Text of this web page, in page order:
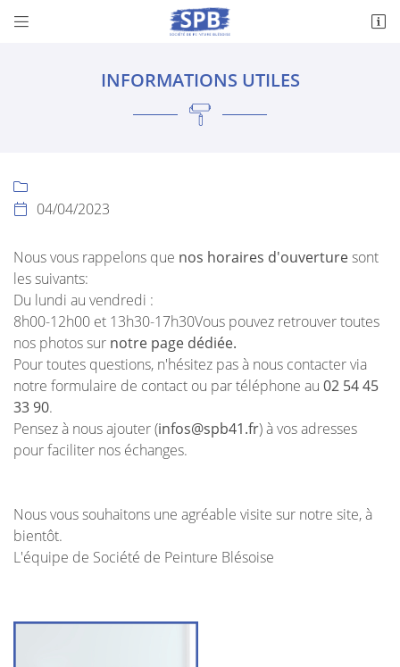
 
02 54 45 33 90
 Adresse email de réception
 Recopier le code ci-contre
 Rafraîchir le captcha
désinscrire à tout moment en utilisantle formulaire de désinscription.
INSCRIPTION
INFORMATIONS UTILES


04/04/2023
Nous vous rappelons que nos horaires d'ouverturesont
les suivants:
Du lundi au vendredi :
8h00-12h00 et 13h30-17h30Vous pouvez retrouver toutes
nos photos sur notre page dédiée.
Pour toutes questions, n'hésitez pas à nous contacter via
notre formulaire de contact ou par téléphone au 02 54 45
33 90.
Pensez à nous ajouter (infos@spb41.fr) à vos adresses
pour faciliter nos échanges.
Nous vous souhaitons une agréable visite sur notre site, à
bientôt.
L'équipe de Société de Peinture Blésoise